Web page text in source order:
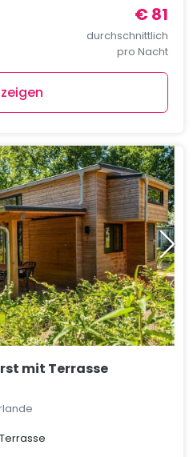
€ 81
durchschnittlich
pro Nacht
mit Terrasse